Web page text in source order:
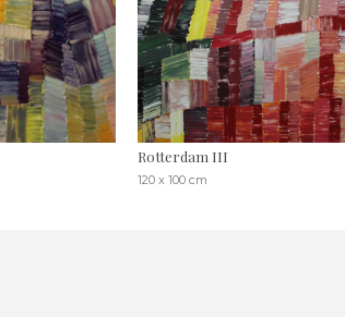
Rotterdam III
120 x 100 cm